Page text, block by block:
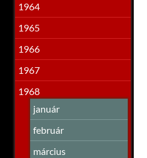
1964
1965
1966
1967
1968
január
február
március